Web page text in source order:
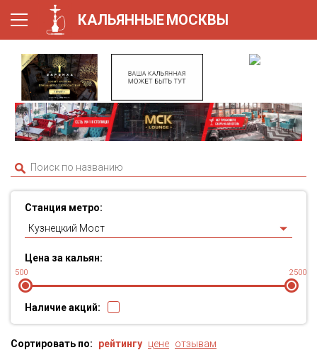
КАЛЬЯННЫЕМОСКВЫ
Станция метро:
Кузнецкий Мост
Цена за кальян:
500 2500
Наличие акций:
Сортировать по: рейтингу цене отзывам